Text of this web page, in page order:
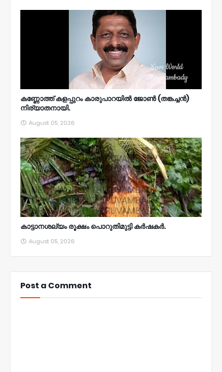
കണ്ണോത്ത് കളപ്പുറം കാരുപാറയിൽ ജോൺ (തങ്കച്ചൻ)
നിര്യാതനായി.
August 05, 2026
കാട്ടാനശല്യം രൂക്ഷം പൊറുതിമുട്ടി കർഷകർ.
August 05, 2026
Post a Comment